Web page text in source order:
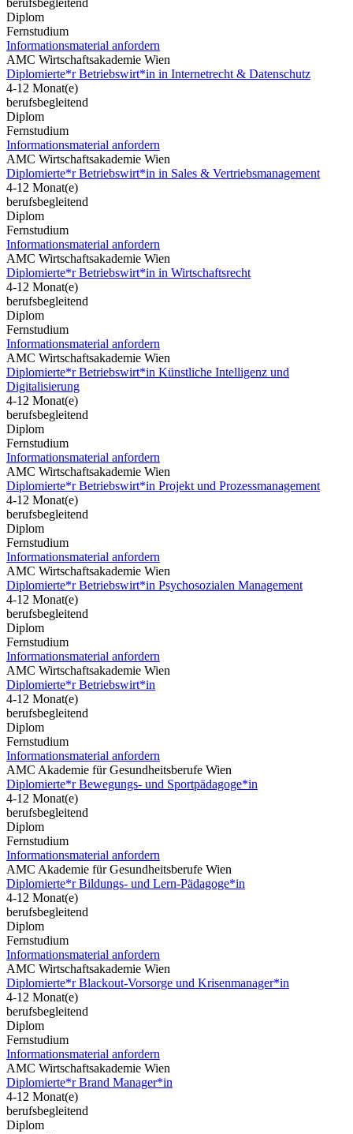
berufsbegleitend
Diplom
Fernstudium
Informationsmaterial anfordern
AMC Wirtschaftsakademie Wien
Diplomierte*r Betriebswirt*in in Internetrecht & Datenschutz
4-12 Monat(e)
berufsbegleitend
Diplom
Fernstudium
Informationsmaterial anfordern
AMC Wirtschaftsakademie Wien
Diplomierte*r Betriebswirt*in in Sales & Vertriebsmanagement
4-12 Monat(e)
berufsbegleitend
Diplom
Fernstudium
Informationsmaterial anfordern
AMC Wirtschaftsakademie Wien
Diplomierte*r Betriebswirt*in in Wirtschaftsrecht
4-12 Monat(e)
berufsbegleitend
Diplom
Fernstudium
Informationsmaterial anfordern
AMC Wirtschaftsakademie Wien
Diplomierte*r Betriebswirt*in Künstliche Intelligenz und
Digitalisierung
4-12 Monat(e)
berufsbegleitend
Diplom
Fernstudium
Informationsmaterial anfordern
AMC Wirtschaftsakademie Wien
Diplomierte*r Betriebswirt*in Projekt und Prozessmanagement
4-12 Monat(e)
berufsbegleitend
Diplom
Fernstudium
Informationsmaterial anfordern
AMC Wirtschaftsakademie Wien
Diplomierte*r Betriebswirt*in Psychosozialen Management
4-12 Monat(e)
berufsbegleitend
Diplom
Fernstudium
Informationsmaterial anfordern
AMC Wirtschaftsakademie Wien
Diplomierte*r Betriebswirt*in
4-12 Monat(e)
berufsbegleitend
Diplom
Fernstudium
Informationsmaterial anfordern
AMC Akademie für Gesundheitsberufe Wien
Diplomierte*r Bewegungs- und Sportpädagoge*in
4-12 Monat(e)
berufsbegleitend
Diplom
Fernstudium
Informationsmaterial anfordern
AMC Akademie für Gesundheitsberufe Wien
Diplomierte*r Bildungs- und Lern-Pädagoge*in
4-12 Monat(e)
berufsbegleitend
Diplom
Fernstudium
Informationsmaterial anfordern
AMC Wirtschaftsakademie Wien
Diplomierte*r Blackout-Vorsorge und Krisenmanager*in
4-12 Monat(e)
berufsbegleitend
Diplom
Fernstudium
Informationsmaterial anfordern
AMC Wirtschaftsakademie Wien
Diplomierte*r Brand Manager*in
4-12 Monat(e)
berufsbegleitend
Diplom